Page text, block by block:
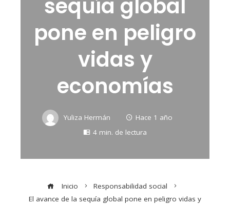
sequía global
pone en peligro
vidas y
economías
Yuliza Hermán
Hace 1 año
4 min. de lectura
Inicio
Responsabilidad social
El avance de la sequía global pone en peligro vidas y